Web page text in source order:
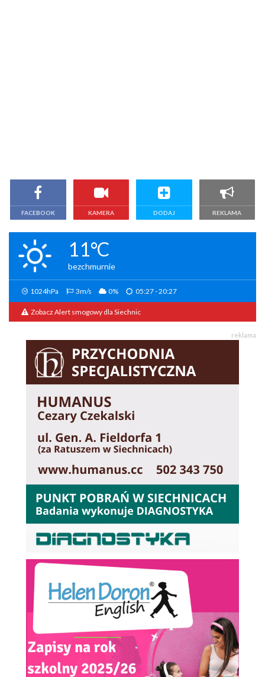
FACEBOOK KAMERA DODAJ REKLAMA
11°C
bezchmurnie
1024hPa 3m/s 0% 05:27 - 20:27
Zobacz Alert smogowy dla Siechnic
reklama